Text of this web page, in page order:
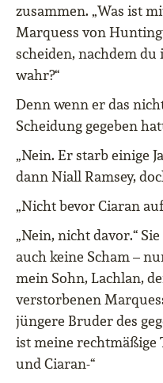
zusammen. „Was ist
Marquess von
scheiden, nachdem
wahr?“
Denn wenn er das
Scheidung gegeben
„Nein. Er starb einige
dann Niall Ramsey,
„Nicht bevor Ciaran
„Nein, nicht davor.“
auch keine Scham –
mein Sohn, Lachlan,
verstorbenen
jüngere Bruder des
ist meine rechtmäßige
und Ciaran-“